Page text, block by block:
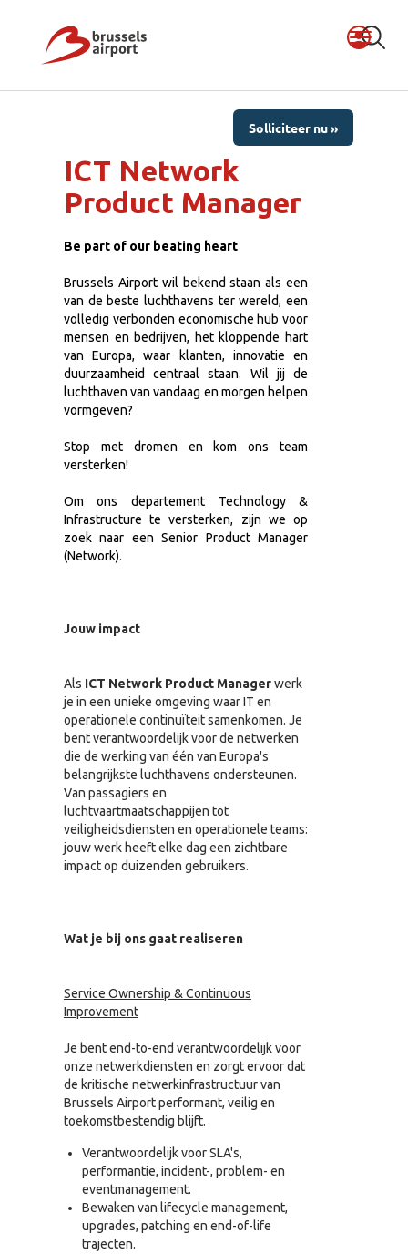
Solliciteer nu »
ICT Network
Product Manager
Be part of our beating heart
Brussels Airport wil bekend staan als een
van de beste luchthavens ter wereld, een
volledig verbonden economische hub voor
mensen en bedrijven, het kloppende hart
van Europa, waar klanten, innovatie en
duurzaamheid centraal staan. Wil jij de
luchthaven van vandaag en morgen helpen
vormgeven?
Stop met dromen en kom ons team
versterken!
Om ons departement Technology &
Infrastructure te versterken, zijn we op
zoek naar eenSenior Product Manager
(Network).
Jouw impact
Als ICT Network Product Managerwerk
je in een unieke omgeving waar IT en
operationele continuïteit samenkomen. Je
bent verantwoordelijk voor de netwerken
die de werking van één van Europa's
belangrijkste luchthavens ondersteunen.
Van passagiers en
luchtvaartmaatschappijen tot
veiligheidsdiensten en operationele teams:
jouw werk heeft elke dag een zichtbare
impact op duizenden gebruikers.
Wat je bij ons gaat realiseren
Service Ownership & Continuous
Improvement
Je bent end-to-end verantwoordelijk voor
onze netwerkdiensten en zorgt ervoor dat
de kritische netwerkinfrastructuur van
Brussels Airport performant, veilig en
toekomstbestendig blijft.
Verantwoordelijk voor SLA's,
performantie, incident-, problem- en
eventmanagement.
Bewaken van lifecycle management,
upgrades, patching en end-of-life
trajecten.